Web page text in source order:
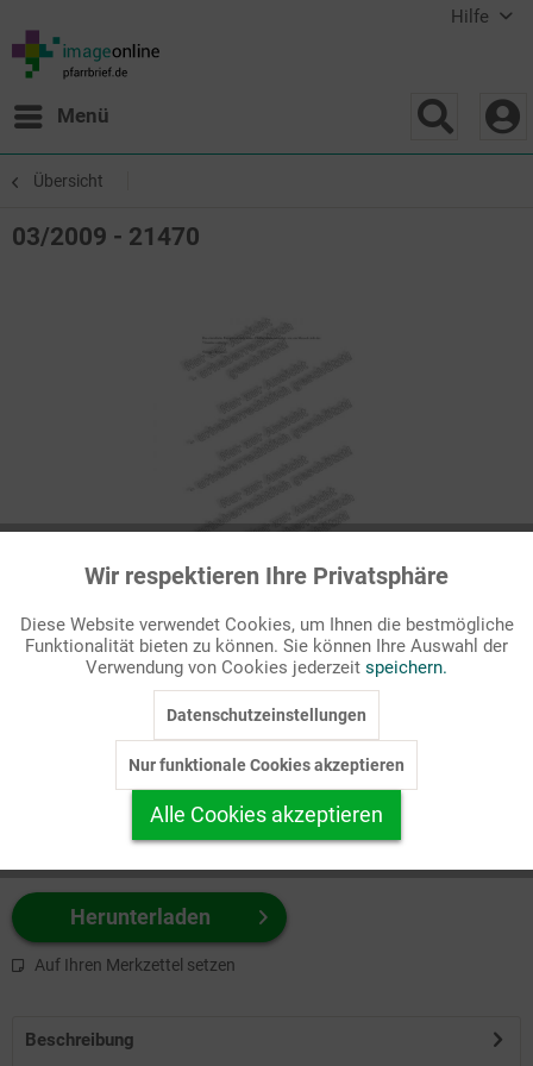
Hilfe
Menü
Übersicht
03/2009 - 21470
Passende Stichworte
Gesellschaft/Politik, Zitat
zuerst Ihr Produktformat aus.
z.B. Farbe-Grafik, Schwarz-Weiß-Grafik, mit/ohne Text ...
Herunterladen
Auf Ihren Merkzettel setzen
Beschreibung
Funktionale Aktiv
Marketing Inaktiv
Personalisierung Inaktiv
Service
Wir respektieren Ihre Privatsphäre
Diese Website verwendet Cookies, um Ihnen die bestmögliche
Funktionalität bieten zu können. Sie können Ihre Auswahl der
Verwendung von Cookies jederzeit speichern.
Datenschutzeinstellungen
Nur funktionale Cookies akzeptieren
Alle Cookies akzeptieren